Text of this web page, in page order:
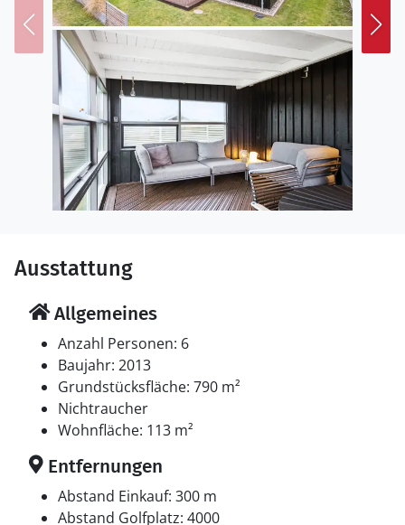
Einrichtung
Das Ferienhaus eignet sich für 6 Personen sowie 1
Kleinkind bis zu 3 Jahren. Die Ferienunterkunft hat eine
Wohnfläche von 113 m² und wurde 2013 gebaut.
Haustiere dürfen nicht mitgebracht werden. In der
Ferienunterkunft ist eine energiesparender Luft zu Luft
Wärmepumpe installiert. Fußbodenheizung in der
Diele. Fußbodenheizung im Flur. Die Ferienunterkunft
ist mit Waschmaschine ausgestattet. Wäschetrockner.
außerdem einen Kaminofen. Für die jüngsten
Feriengäste ist 1 Kinderhochstuhl vorhanden.
Schlafverhältnisse
Die Schlafplätze verteilen sich auf 3 Schlafräume. 6
Schlafplätze in Doppelbetten. Ferner steht ein
Kinderbett zur Verfügung.
Multimedien
In der Ferienunterkunft gibt es 1 Fernseher mit Smart-
TV. 1 Apple-TV.1 Chromecast. Fernsehen via Streaming.
Radio. Mindestens 4 dänische Fernsehsender. 1-3
schwedische Fernsehsender. 1-3 norwegische
Ausstattung
Allgemeines
Anzahl Personen: 6
Baujahr: 2013
Grundstücksfläche: 790 m²
Nichtraucher
Wohnfläche: 113 m²
Entfernungen
Abstand Einkauf: 300 m
Abstand Golfplatz: 4000